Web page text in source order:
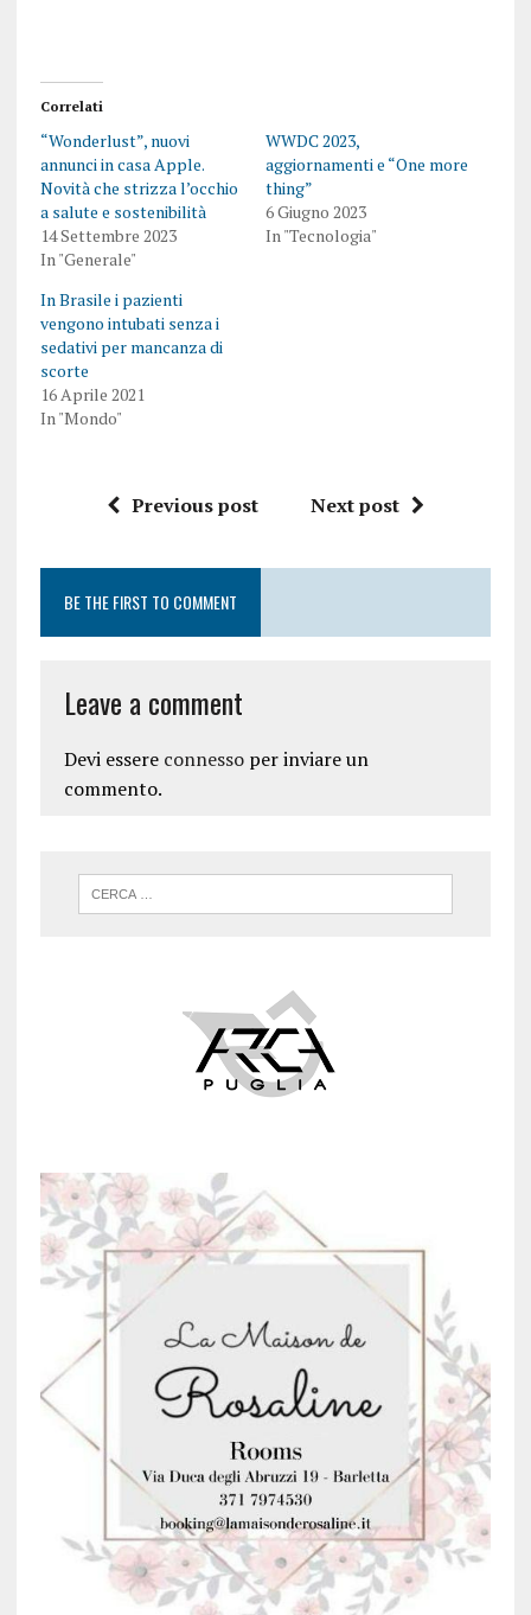
Correlati
“Wonderlust”, nuovi
annunci in casa Apple.
Novità che strizza l’occhio
a salute e sostenibilità
14 Settembre 2023
In "Generale"
WWDC 2023,
aggiornamenti e “One more
thing”
6 Giugno 2023
In "Tecnologia"
In Brasile i pazienti
vengono intubati senza i
sedativi per mancanza di
scorte
16 Aprile 2021
In "Mondo"
Previous post Next post
BE THE FIRST TO COMMENT
Leave a comment
Devi essere connessoper inviare un
commento.